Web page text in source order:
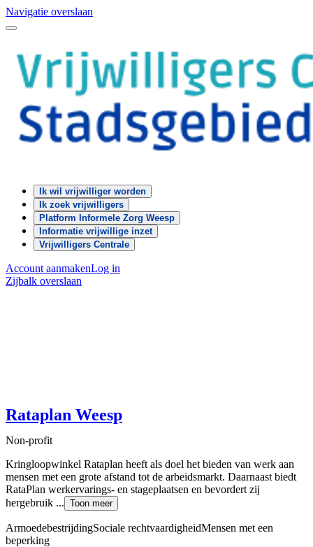
Navigatie overslaan
Ik wil vrijwilliger worden
Ik zoek vrijwilligers
Platform Informele Zorg Weesp
Informatie vrijwillige inzet
Vrijwilligers Centrale
Account aanmakenLog in
Zijbalk overslaan
Rataplan Weesp
Non-profit
Kringloopwinkel Rataplan heeft als doel het bieden van werk aan
mensen met een grote afstand tot de arbeidsmarkt. Daarnaast biedt
RataPlan werkervarings- en stageplaatsen en bevordert zij
hergebruik ... Toon meer
ArmoedebestrijdingSociale rechtvaardigheidMensen met een
beperking